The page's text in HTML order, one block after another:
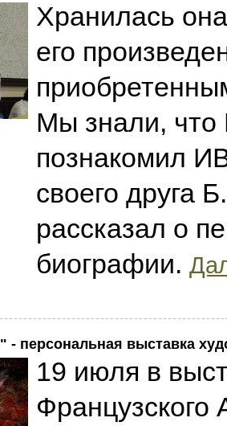
Хранилась
его
Мы знали, что
познакомил
своего друга
рассказал о
биографии.
- персональная выставка
19 июля в
Французского